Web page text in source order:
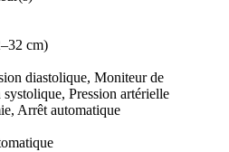
cm)
diastolique, Moniteur de
Pression artérielle
Arrêt automatique